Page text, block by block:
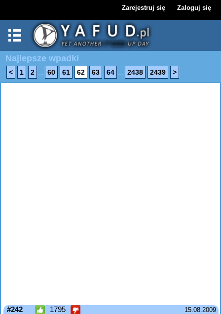
Zarejestruj się Zaloguj się
Najlepsze wpadki
< 1 2 ... 60 61 62 63 64 ... 2438 2439 >
15.08.2009
#242 1795